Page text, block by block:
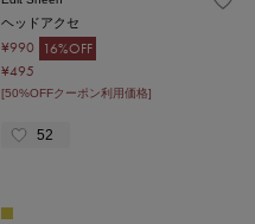
ヘッドアクセ
¥990
16%OFF
¥495
[50%OFFクーポン利用価格]
52